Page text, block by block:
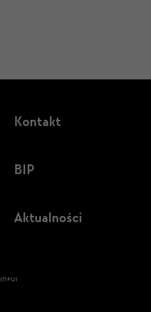
Kontakt
BIP
Aktualności
ın+uı